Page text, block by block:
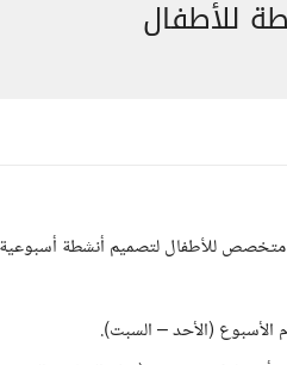
للأطفال
للأطفال لتصميم أنشطة أسبوعية
الأسبوع (الأحد – السبت).